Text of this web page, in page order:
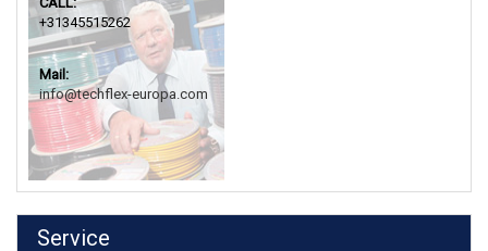
+31345515262
Mail:
info@techflex-europa.com
Service